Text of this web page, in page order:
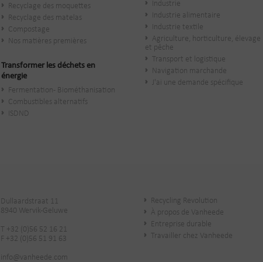
Recyclage des moquettes
Recyclage des matelas
Compostage
Nos matières premières
Transformer les déchets en
énergie
Fermentation - Biométhanisation
Combustibles alternatifs
ISDND
Industrie
Industrie alimentaire
Industrie textile
Agriculture, horticulture, élevage
et pêche
Transport et logistique
Navigation marchande
J'ai une demande spécifique
Dullaardstraat 11
8940 Wervik-Geluwe
T +32 (0)56 52 16 21
F +32 (0)56 51 91 63
info@vanheede.com
Recycling Revolution
À propos de Vanheede
Entreprise durable
Travailler chez Vanheede